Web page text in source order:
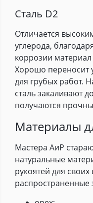
Сталь D2
Отличается
углерода,
коррозии
Хорошо переносит
для грубых работ.
сталь закаливают
получаются
Материалы
Мастера АиР
натуральные
рукоятей для
распространенные